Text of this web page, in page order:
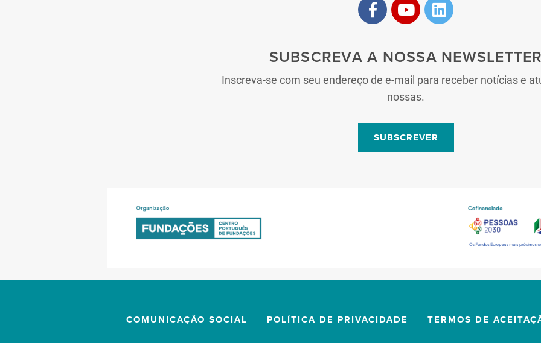
SUBSCREVA A NOSSA
Inscreva-se com seu endereço de e-mail para receber notícias e
nossas.
SUBSCREVER
COMUNICAÇÃO SOCIAL POLÍTICA DE PRIVACIDADE TERMOS DE